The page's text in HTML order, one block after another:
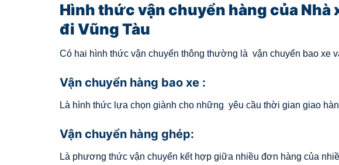
Hình thức vận chuyển hàng của Nhà
đi Vũng Tàu
Có hai hình thức vận chuyển thông thường là vận chuyển bao xe
Vận chuyển hàng bao xe :
Là hình thức lựa chọn giành cho những yêu cầu thời gian giao
Vận chuyển hàng ghép:
Là phương thức vận chuyển kết hợp giữa nhiều đơn hàng của